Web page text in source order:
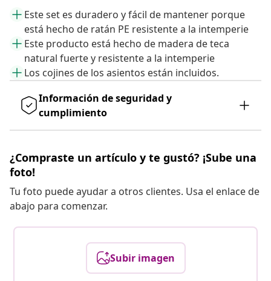
Este set es duradero y fácil de mantener porque
está hecho de ratán PE resistente a la intemperie
Este producto está hecho de madera de teca
natural fuerte y resistente a la intemperie
Los cojines de los asientos están incluidos.
Información de seguridad y
cumplimiento
¿Compraste un artículo y te gustó? ¡Sube una
foto!
Tu foto puede ayudar a otros clientes. Usa el enlace de
abajo para comenzar.
Subir imagen